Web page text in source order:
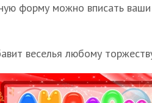
форму можно вписать
веселья любому